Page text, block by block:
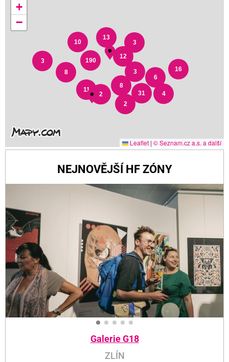
3
2
16
2
6
4
8
31
3
3
13
12
10
8
11
190
+
−
Leaflet | © Seznam.cz a.s. a další
NEJNOVĚJŠÍ HF ZÓNY
Galerie G18
ZLÍN